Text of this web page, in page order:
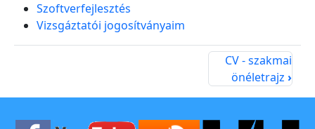
Szoftverfejlesztés
Vizsgáztatói jogosítványaim
CV - szakmai
önéletrajz ›